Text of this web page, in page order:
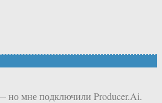
но мне подключили Producer.Ai.